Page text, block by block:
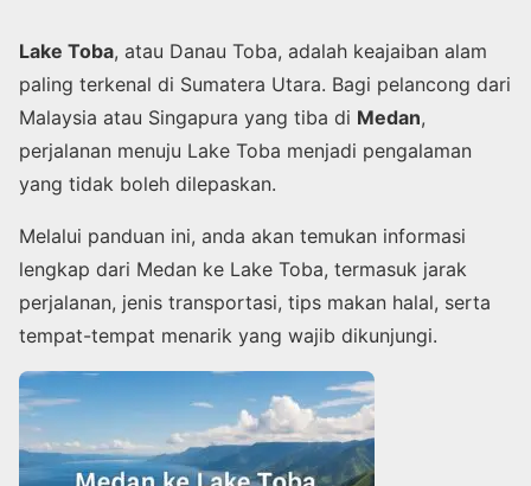
Lake Toba, atau Danau Toba, adalah keajaiban alam
paling terkenal di Sumatera Utara. Bagi pelancong dari
Malaysia atau Singapura yang tiba di Medan,
perjalanan menuju Lake Toba menjadi pengalaman
yang tidak boleh dilepaskan.
Melalui panduan ini, anda akan temukan informasi
lengkap dari Medan ke Lake Toba, termasuk jarak
perjalanan, jenis transportasi, tips makan halal, serta
tempat-tempat menarik yang wajib dikunjungi.